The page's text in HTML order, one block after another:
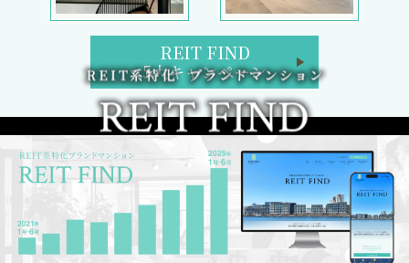
REIT FIND
5大キャンペーン